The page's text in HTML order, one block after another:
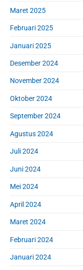
Maret 2025
Februari 2025
Januari 2025
Desember 2024
November 2024
Oktober 2024
September 2024
Agustus 2024
Juli 2024
Juni 2024
Mei 2024
April 2024
Maret 2024
Februari 2024
Januari 2024